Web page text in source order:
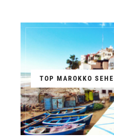
TOP MAROKKO